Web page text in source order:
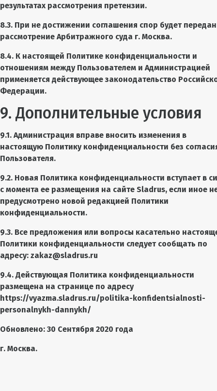
результатах рассмотрения претензии.
8.3. При не достижении соглашения спор будет
рассмотрение Арбитражного суда г. Москва.
8.4. К настоящей Политике конфиденциальности и
отношениям между Пользователем и Администрацией
применяется действующее законодательство
Федерации.
9. Дополнительные условия
9.1. Администрация вправе вносить изменения в
настоящую Политику конфиденциальности без
Пользователя.
9.2. Новая Политика конфиденциальности вступает в
с момента ее размещения на сайте Sladrus, если иное
предусмотрено новой редакцией Политики
конфиденциальности.
9.3. Все предложения или вопросы касательно
Политики конфиденциальности следует сообщать по
адресу: zakaz@sladrus.ru
9.4. Действующая Политика конфиденциальности
размещена на странице по адресу
https://vyazma.sladrus.ru/politika-konfidentsialnosti-
personalnykh-dannykh/
Обновлено: 30 Сентября 2020 года
г. Москва.